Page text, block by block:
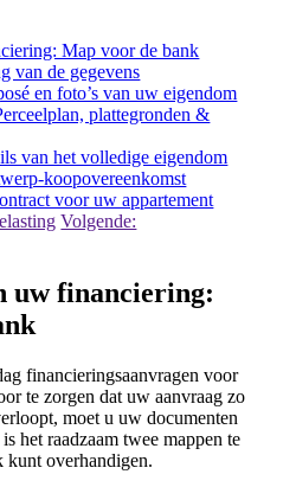
Map voor de bank
van de gegevens
en foto’s van uw eigendom
plattegronden &
van het volledige eigendom
koopovereenkomst
voor uw appartement
Volgende:
uw financiering:
financieringsaanvragen voor
te zorgen dat uw aanvraag zo
moet u uw documenten
het raadzaam twee mappen te
kunt overhandigen.